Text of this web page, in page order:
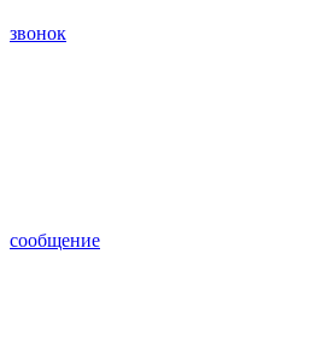
звонок
сообщение